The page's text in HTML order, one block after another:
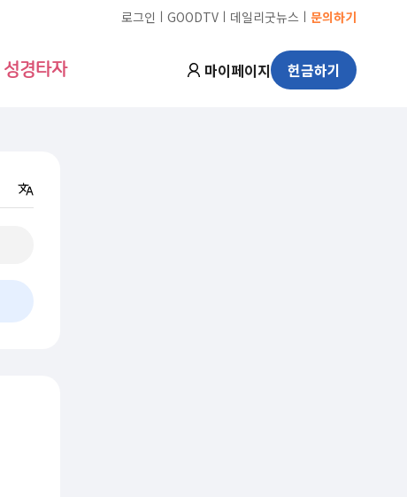
로그인 ㅣ GOODTV ㅣ 데일리굿뉴스 ㅣ 문의하기
성경타자 마이페이지 헌금하기